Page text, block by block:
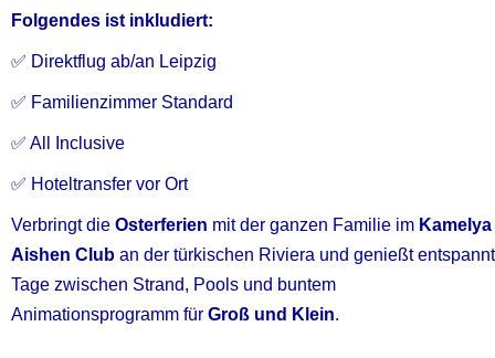
Folgendes ist inkludiert:
✅ Direktflug ab/an Leipzig
✅ Familienzimmer Standard
✅ All Inclusive
✅ Hoteltransfer vor Ort
Verbringt die Osterferien mit der ganzen Familie im Kamelya
Aishen Club an der türkischen Riviera und genießt
Tage zwischen Strand, Pools und buntem
Animationsprogramm für Groß und Klein.